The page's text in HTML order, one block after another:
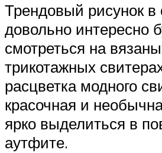
Трендовый рисунок в
довольно интересно
смотреться на
трикотажных
расцветка модного
красочная и
ярко выделиться в
аутфите.